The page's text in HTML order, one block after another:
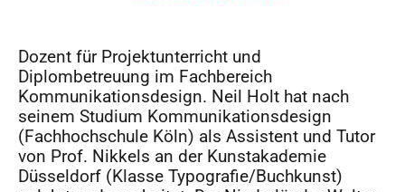
Dozent für Projektunterricht und
Diplombetreuung im Fachbereich
Kommunikationsdesign. Neil Holt hat nach
seinem Studium Kommunikationsdesign
(Fachhochschule Köln) als Assistent und Tutor
von Prof. Nikkels an der Kunstakademie
Düsseldorf (Klasse Typografie/Buchkunst)